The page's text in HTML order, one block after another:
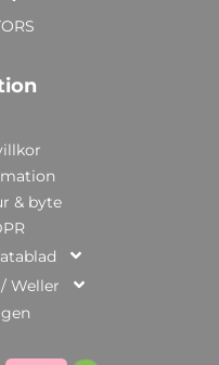
& byte
Weller